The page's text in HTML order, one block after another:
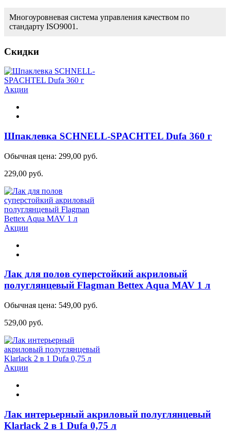
Многоуровневая система управления качеством по
стандарту ISO9001.
Скидки
Акции
Шпаклевка SCHNELL-SPACHTEL Dufa 360 г
Обычная цена: 299,00 руб.
229,00 руб.
Акции
Лак для полов суперстойкий акриловый
полуглянцевый Flagman Bettex Aqua MAV 1 л
Обычная цена: 549,00 руб.
529,00 руб.
Акции
Лак интерьерный акриловый полуглянцевый
Klarlack 2 в 1 Dufa 0,75 л